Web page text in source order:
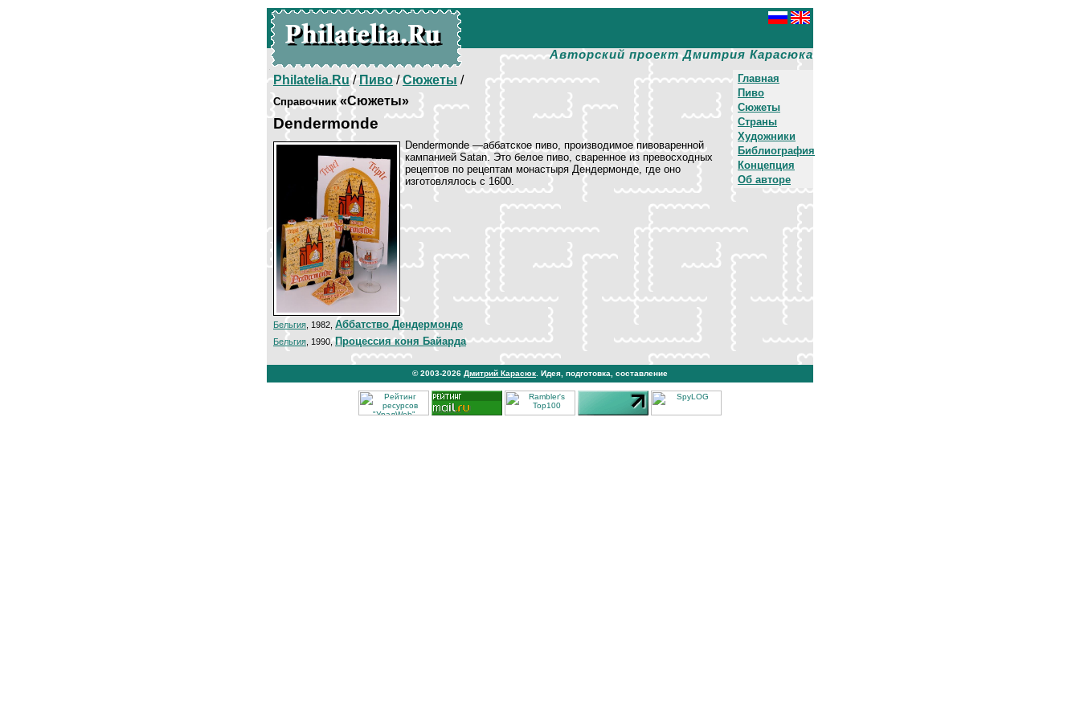
Авторский проект Дмитрия Карасюка
Главная
Пиво
Сюжеты
Страны
Художники
Библиография
Концепция
Об авторе
Philatelia.Ru/Пиво/Сюжеты /
Справочник«Сюжеты»
Dendermonde
Dendermonde —аббатское пиво, производимое пивоваренной
кампанией Satan. Это белое пиво, сваренное из превосходных
рецептов по рецептам монастыря Дендермонде, где оно
изготовлялось с 1600.
Бельгия , 1982, Аббатство Дендермонде
Бельгия , 1990,Процессия коня Байарда
© 2003-2026 Дмитрий Карасюк . Идея, подготовка, составление